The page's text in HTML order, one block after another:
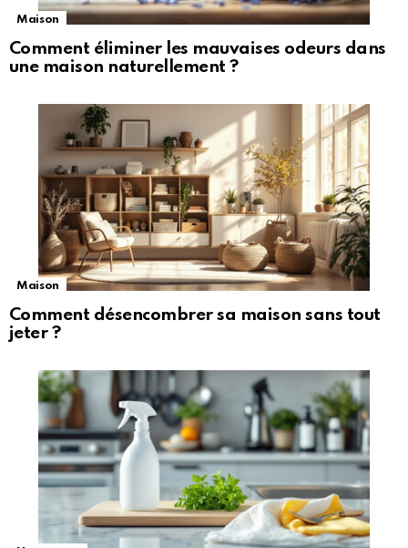
Maison
Comment éliminer les mauvaises odeurs dans
une maison naturellement ?
Maison
Comment désencombrer sa maison sans tout
jeter ?